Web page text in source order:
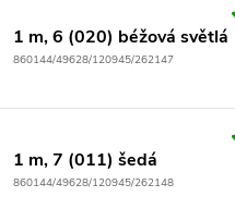
1 m, 6 (020) béžová světlá
860144/49628/120945/262147
1 m, 7 (011) šedá
860144/49628/120945/262148